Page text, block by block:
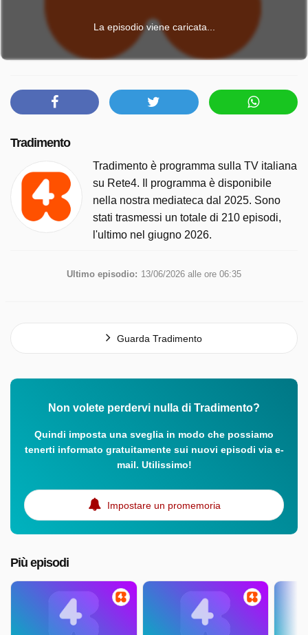
La episodio viene caricata...
Tradimento
Tradimento è programma sulla TV italiana
su Rete4. Il programma è disponibile
nella nostra mediateca dal 2025. Sono
stati trasmessi un totale di 210 episodi,
l'ultimo nel giugno 2026.
Ultimo episodio: 13/06/2026 alle ore 06:35
Guarda Tradimento
Non volete perdervi nulla di Tradimento?
Quindi imposta una sveglia in modo che possiamo
tenerti informato gratuitamente sui nuovi episodi via e-
mail. Utilissimo!
Impostare un promemoria
Più episodi